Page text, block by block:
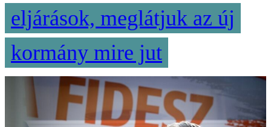
eljárások, meglátjuk az új
kormány mire jut